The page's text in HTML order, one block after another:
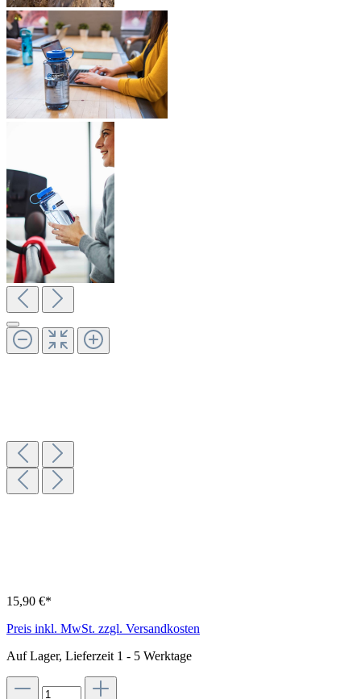
15,90 €*
Preis inkl. MwSt. zzgl. Versandkosten
Auf Lager, Lieferzeit 1 - 5 Werktage